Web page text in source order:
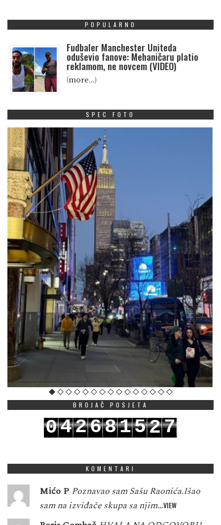
POPULARNO
Fudbaler Manchester Uniteda
oduševio fanove: Mehaničaru platio
reklamom, ne novcem (VIDEO)
(more…)
SPEC FOTO
BROJAČ POSJETA
042681527
KOMENTARI
Mićo P Poznavao sam Sašu Raonića.Išao
sam na izviđače skupa sa njim…VIEW